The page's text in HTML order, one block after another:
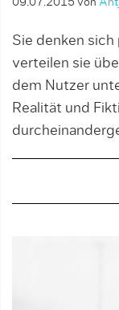
09.07.2015 von
Sie denken
verteilen sie
dem Nutzer
Realität und